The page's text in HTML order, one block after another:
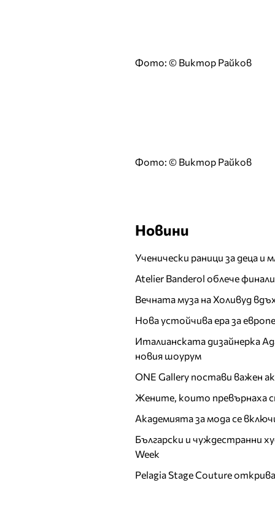
Фото: © Виктор Райков
Фото: © Виктор Райков
Новини
Ученически раници за деца и
Atelier Banderol облече
Вечната муза на Холивуд
Нова устойчива ера за
Италианската дизайнерка
новия шоурум
ONE Gallery постави важен
Жените, които превърнаха
Академията за мода се
Български и чуждестранни
Week
Pelagia Stage Couture